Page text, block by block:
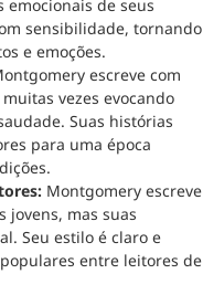
emocionais de seus
sensibilidade, tornando
e emoções.
escreve com
vezes evocando
Suas histórias
para uma época
Montgomery escreve
jovens, mas suas
Seu estilo é claro e
entre leitores de